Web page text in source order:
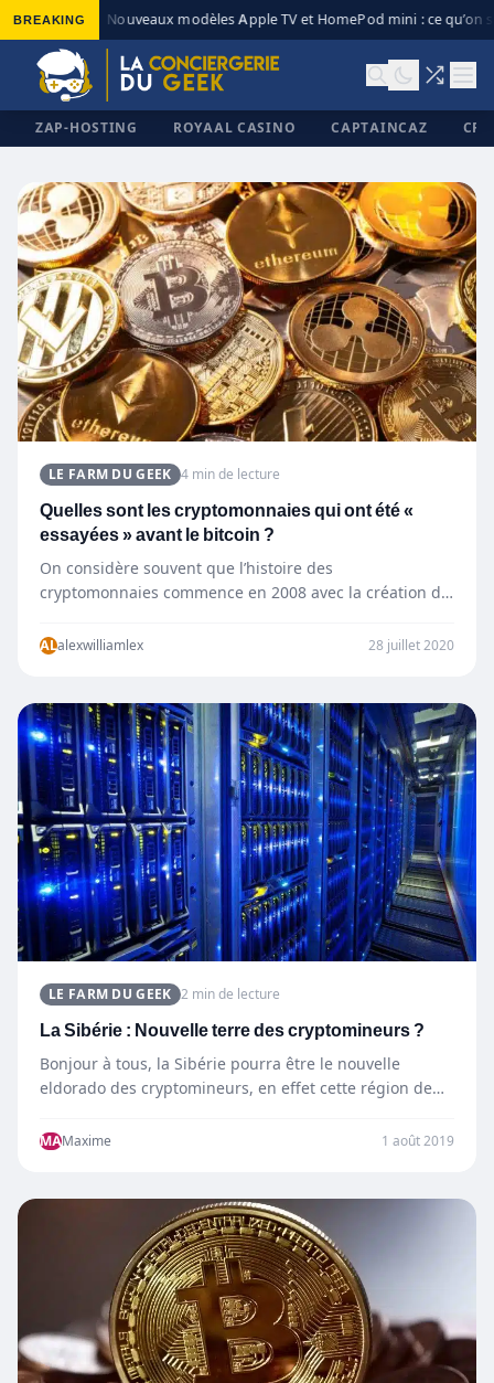
BREAKING◆ Nouveaux modèles Apple TV et HomePod mini : ce qu’on
ZAP-HOSTING ROYAAL CASINO CAPTAINCAZ
✕
LE FARM DU GEEK 4 min de lecture
Quelles sont les cryptomonnaies qui ont été «
essayées » avant le bitcoin ?
On considère souvent que l’histoire des
cryptomonnaies commence en 2008 avec la création du
ALalexwilliamlex 28 juillet 2020
LE FARM DU GEEK 2 min de lecture
La Sibérie : Nouvelle terre des cryptomineurs ?
Bonjour à tous, la Sibérie pourra être le nouvelle
eldorado des cryptomineurs, en effet cette région de
MAMaxime 1 août 2019